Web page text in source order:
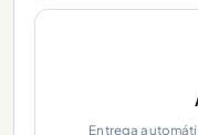
Entrega